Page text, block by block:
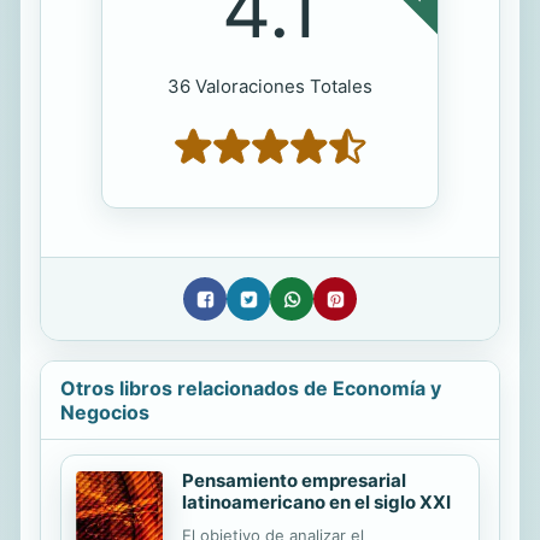
36 Valoraciones Totales
Otros libros relacionados de Economía y
Negocios
Pensamiento empresarial
latinoamericano en el siglo XXI
El objetivo de analizar el